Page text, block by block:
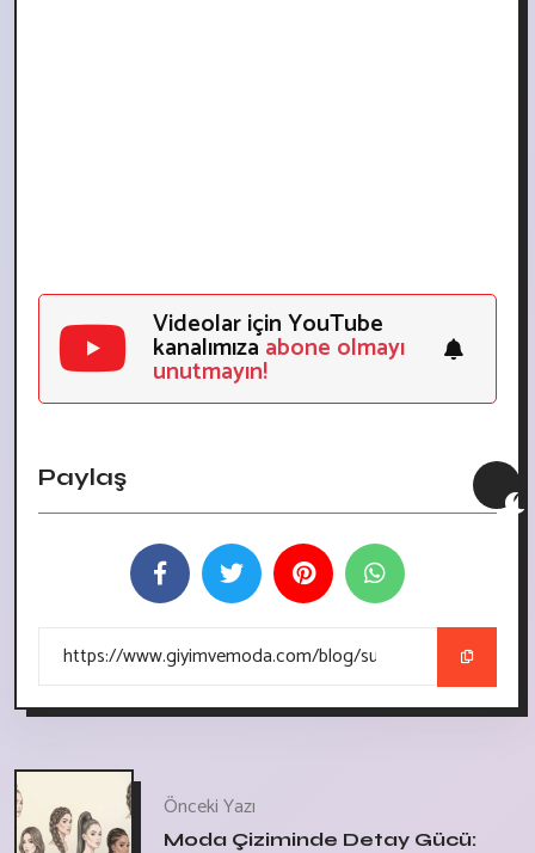
Videolar için YouTube
kanalımızaabone olmayı
unutmayın!
Paylaş
Önceki Yazı
Moda Çiziminde Detay Gücü: